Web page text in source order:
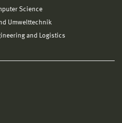
Science
Umwelttechnik
and Logistics